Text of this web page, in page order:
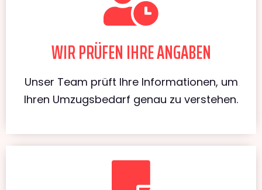
WIR PRÜFEN IHRE ANGABEN
Unser Team prüft Ihre Informationen, um
Ihren Umzugsbedarf genau zu verstehen.